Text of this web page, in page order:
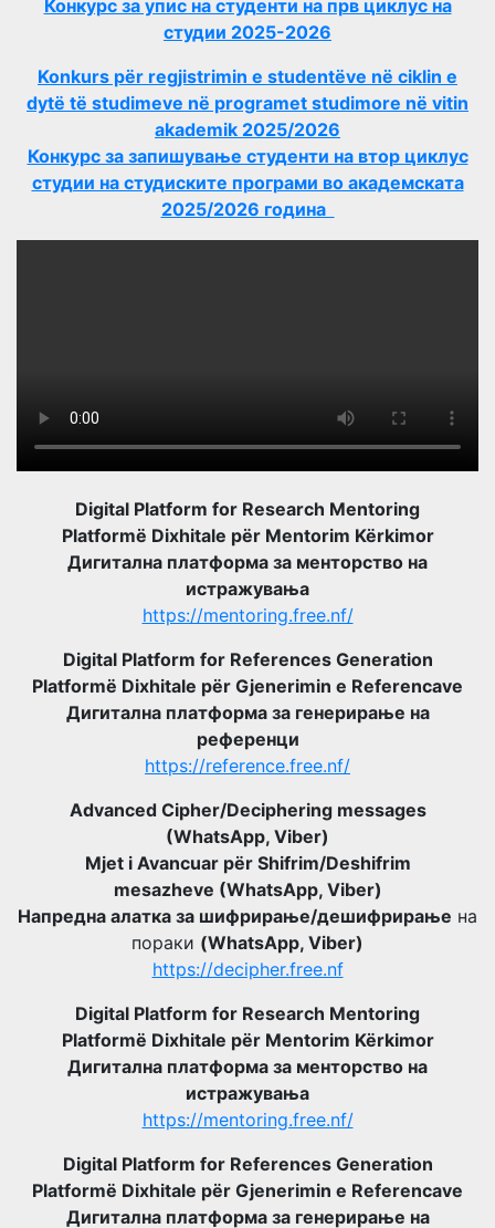
Конкурс за упис на студенти на прв циклус на
студии 2025-2026
Konkurs për regjistrimin e studentëve në ciklin e
dytë të studimeve në programet studimore në vitin
akademik 2025/2026
Конкурс за запишување студенти на втор циклус
студии на студиските програми во академската
2025/2026 година
Digital Platform for Research Mentoring
Platformë Dixhitale për Mentorim Kërkimor
Дигитална платформа за менторство на
истражувања
https://mentoring.free.nf/
Digital Platform for References Generation
Platformë Dixhitale për Gjenerimin e Referencave
Дигитална платформа за генерирање на
референци
https://reference.free.nf/
Advanced Cipher/Deciphering messages
(WhatsApp, Viber)
Mjet i Avancuar për Shifrim/Deshifrim
mesazheve (WhatsApp, Viber)
Напредна алатка за шифрирање/дешифрирање на
пораки (WhatsApp, Viber)
https://decipher.free.nf
Digital Platform for Research Mentoring
Platformë Dixhitale për Mentorim Kërkimor
Дигитална платформа за менторство на
истражувања
https://mentoring.free.nf/
Digital Platform for References Generation
Platformë Dixhitale për Gjenerimin e Referencave
Дигитална платформа за генерирање на